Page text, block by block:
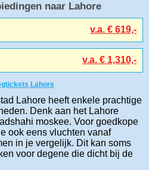
naar Lahore
v.a. € 619,-
v.a. € 1,310,-
Lahore
Lahore heeft enkele prachtige
Denk aan het Lahore
moskee. Voor goedkope
ook eens vluchten vanaf
in je vergelijk. Dit kan soms
voor degene die dicht bij de